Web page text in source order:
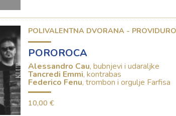
POLIVALENTNA DVORANA -
POROROCA
Alessandro Cau, bubnjevi i udaraljke
Tancredi Emmi, kontrabas
Federico Fenu, trombon i orgulje Farfisa
10,00 €